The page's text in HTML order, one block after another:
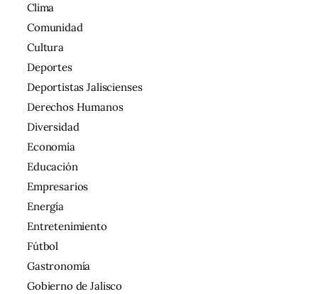
Clima
Comunidad
Cultura
Deportes
Deportistas Jaliscienses
Derechos Humanos
Diversidad
Economía
Educación
Empresarios
Energía
Entretenimiento
Fútbol
Gastronomía
Gobierno de Jalisco